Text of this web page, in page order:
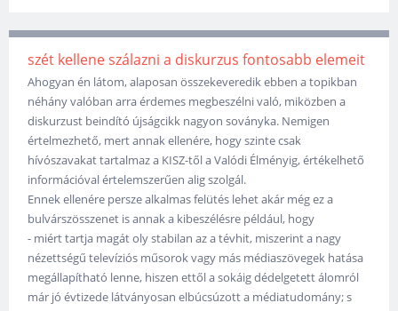
szét kellene szálazni a diskurzus fontosabb elemeit
Ahogyan én látom, alaposan összekeveredik ebben a topikban
néhány valóban arra érdemes megbeszélni való, miközben a
diskurzust beindító újságcikk nagyon soványka. Nemigen
értelmezhető, mert annak ellenére, hogy szinte csak
hívószavakat tartalmaz a KISZ-től a Valódi Élményig, értékelhető
információval értelemszerűen alig szolgál.
Ennek ellenére persze alkalmas felütés lehet akár még ez a
bulvárszösszenet is annak a kibeszélésre például, hogy
- miért tartja magát oly stabilan az a tévhit, miszerint a nagy
nézettségű televíziós műsorok vagy más médiaszövegek hatása
megállapítható lenne, hiszen ettől a sokáig dédelgetett álomról
már jó évtizede látványosan elbúcsúzott a médiatudomány; s